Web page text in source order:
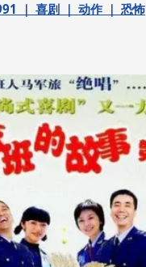
｜ 喜剧 ｜ 动作 ｜ 恐怖